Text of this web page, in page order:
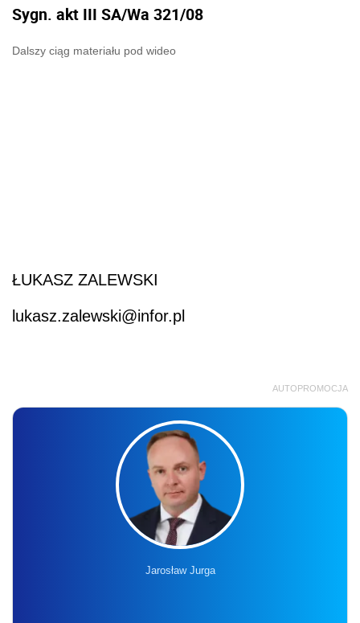
Sygn. akt III SA/Wa 321/08
Dalszy ciąg materiału pod wideo
ŁUKASZ ZALEWSKI
lukasz.zalewski@infor.pl
AUTOPROMOCJA
Jarosław Jurga